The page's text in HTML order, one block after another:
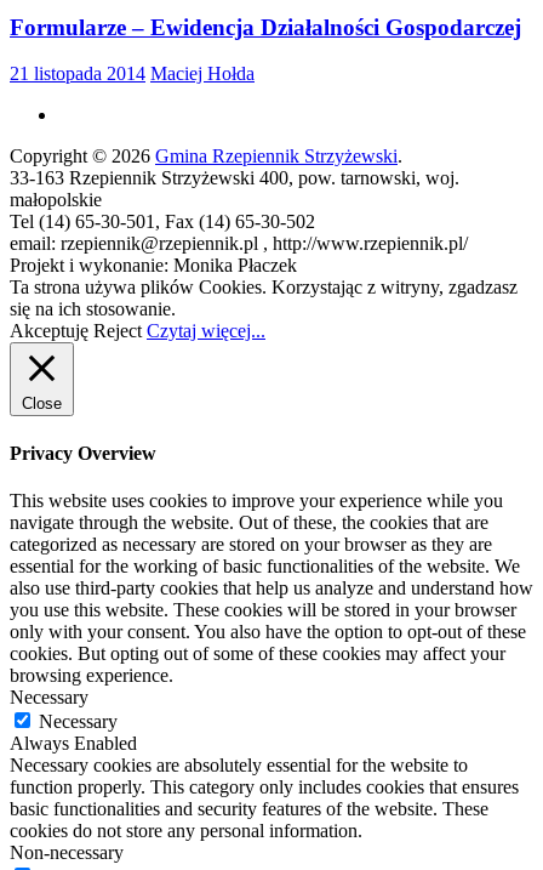
Formularze – Ewidencja Działalności Gospodarczej
21 listopada 2014 Maciej Hołda
Copyright © 2026 Gmina Rzepiennik Strzyżewski.
33-163 Rzepiennik Strzyżewski 400, pow. tarnowski, woj.
małopolskie
Tel (14) 65-30-501, Fax (14) 65-30-502
email: rzepiennik@rzepiennik.pl , http://www.rzepiennik.pl/
Projekt i wykonanie: Monika Płaczek
Ta strona używa plików Cookies. Korzystając z witryny, zgadzasz
się na ich stosowanie.
Akceptuję Reject Czytaj więcej...
Close
Privacy Overview
This website uses cookies to improve your experience while you
navigate through the website. Out of these, the cookies that are
categorized as necessary are stored on your browser as they are
essential for the working of basic functionalities of the website. We
also use third-party cookies that help us analyze and understand how
you use this website. These cookies will be stored in your browser
only with your consent. You also have the option to opt-out of these
cookies. But opting out of some of these cookies may affect your
browsing experience.
Necessary
Necessary
Always Enabled
Necessary cookies are absolutely essential for the website to
function properly. This category only includes cookies that ensures
basic functionalities and security features of the website. These
cookies do not store any personal information.
Non-necessary